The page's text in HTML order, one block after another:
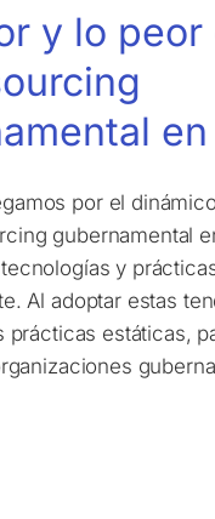
y lo peor
por el
gubernamental
y
Al adoptar estas
prácticas estáticas,